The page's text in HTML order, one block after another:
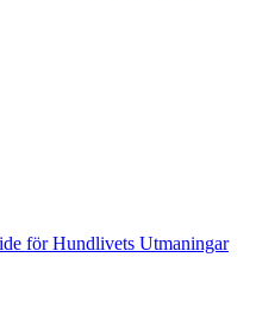
för Hundlivets Utmaningar